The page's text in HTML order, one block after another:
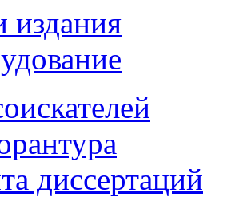
диссертаций